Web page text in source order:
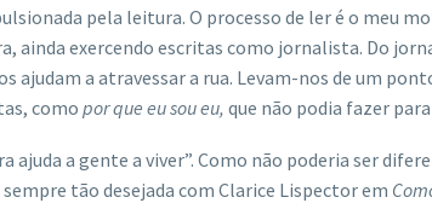
pela leitura. O processo de ler é o meu
ainda exercendo escritas como jornalista. Do
ajudam a atravessar a rua. Levam-nos de um
como por que eu sou eu, que não podia fazer
ajuda a gente a viver”. Como não poderia ser
tão desejada com Clarice Lispector em